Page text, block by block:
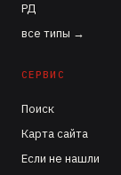
РД
все типы →
СЕРВИС
Поиск
Карта сайта
Если не нашли